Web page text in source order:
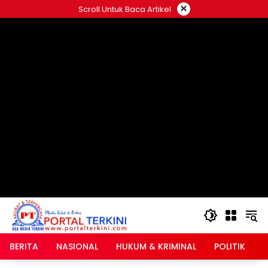
ke
Scroll Untuk Baca Artikel ×
BERITA NASIONAL HUKUM & KRIMINAL POLITIK